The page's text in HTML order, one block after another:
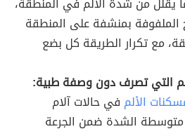
بمنشفة على المنطقة
لمدة 20 دقيقة، مع تكرار الطريقة كل بضع
التي تصرف دون وصفة طبية:
الألم في حالات آلام
متوسطة الشدة ضمن الجرعة